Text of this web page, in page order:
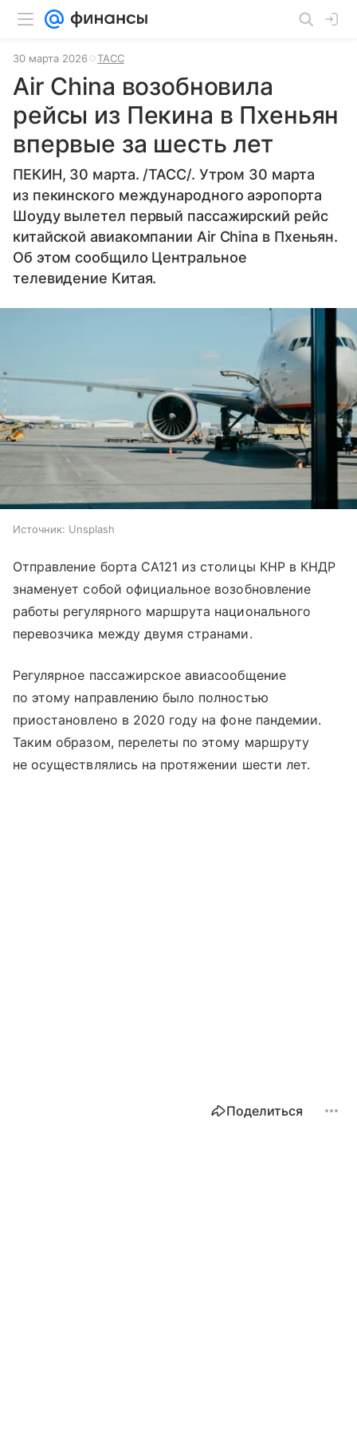
30 марта 2026 ТАСС
Air China возобновила
рейсы из Пекина в Пхеньян
впервые за шесть лет
ПЕКИН, 30 марта. /ТАСС/. Утром 30 марта
из пекинского международного аэропорта
Шоуду вылетел первый пассажирский рейс
китайской авиакомпании Air China в Пхеньян.
Об этом сообщило Центральное
телевидение Китая.
Источник: Unsplash
Отправление борта CA121 из столицы КНР в КНДР
знаменует собой официальное возобновление
работы регулярного маршрута национального
перевозчика между двумя странами.
Регулярное пассажирское авиасообщение
по этому направлению было полностью
приостановлено в 2020 году на фоне пандемии.
Таким образом, перелеты по этому маршруту
не осуществлялись на протяжении шести лет.
Поделиться